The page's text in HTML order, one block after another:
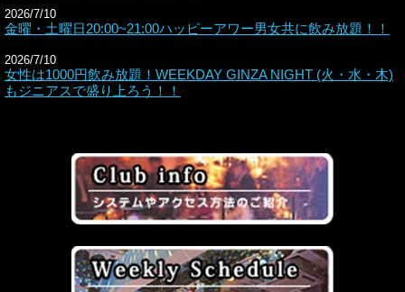
2026/7/10
金曜・土曜日20:00~21:00ハッピーアワー男女共に飲み放題！！
2026/7/10
女性は1000円飲み放題！WEEKDAY GINZA NIGHT (火・水・木)
もジニアスで盛り上ろう！！